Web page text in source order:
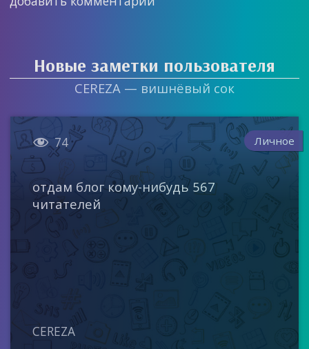
Новые заметки пользователя
CEREZA — вишнёвый сок
 74 Личное
отдам блог кому-нибудь 567
читателей
CEREZA